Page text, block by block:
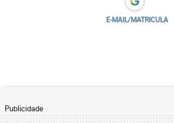
E-MAIL/MATRICULA
Publicidade